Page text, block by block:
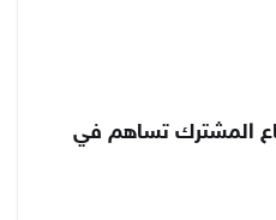
المشترك تساهم في